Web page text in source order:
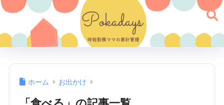
ホーム お出かけ